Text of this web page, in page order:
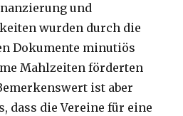
und
wurden durch die
Dokumente minutiös
Mahlzeiten förderten
ist aber
dass die Vereine für eine